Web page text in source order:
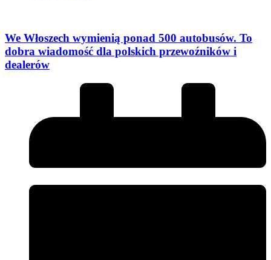
We Włoszech wymienią ponad 500 autobusów. To
dobra wiadomość dla polskich przewoźników i
dealerów